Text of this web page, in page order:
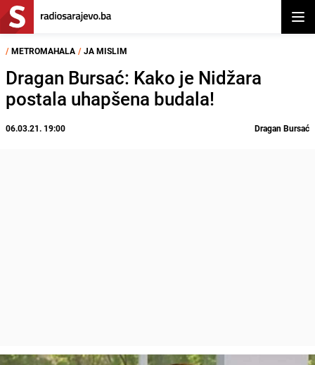
/ METROMAHALA / JA MISLIM
Dragan Bursać: Kako je Nidžara
postala uhapšena budala!
06.03.21. 19:00 Dragan Bursać